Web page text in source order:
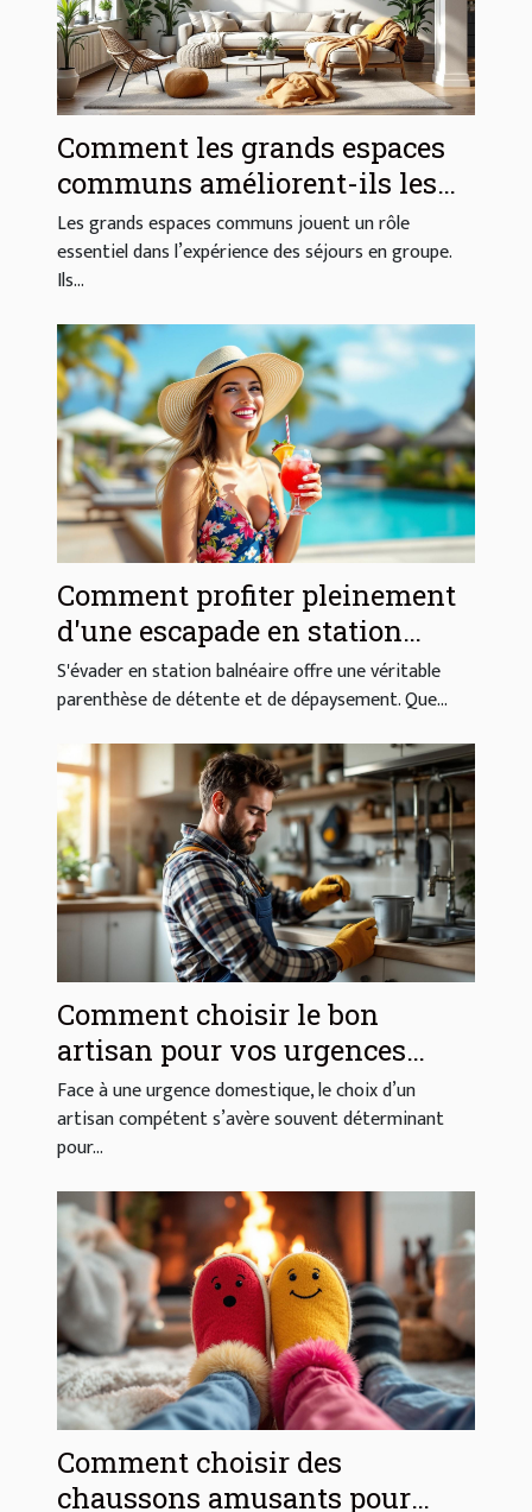
Comment les grands espaces
communs améliorent-ils les
séjours en groupe ?
Les grands espaces communs jouent un rôle
essentiel dans l’expérience des séjours en groupe.
Ils...
Comment profiter pleinement
d'une escapade en station
balnéaire ?
S'évader en station balnéaire offre une véritable
parenthèse de détente et de dépaysement. Que...
Comment choisir le bon
artisan pour vos urgences
domestiques ?
Face à une urgence domestique, le choix d’un
artisan compétent s’avère souvent déterminant
pour...
Comment choisir des
chaussons amusants pour